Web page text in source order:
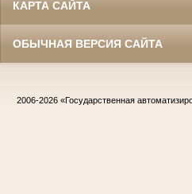
КАРТА САЙТА
ОБЫЧНАЯ ВЕРСИЯ САЙТА
2006-2026 «Государственная